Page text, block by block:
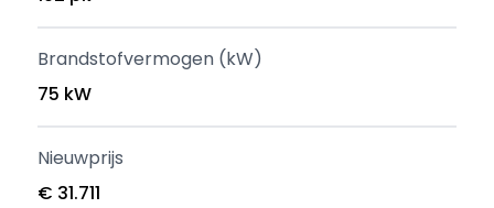
Brandstofvermogen (kW)
75 kW
Nieuwprijs
€ 31.711